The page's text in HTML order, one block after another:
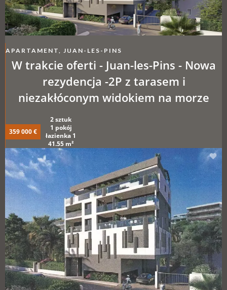
APARTAMENT, JUAN-LES-PINS
W trakcie oferti - Juan-les-Pins - Nowa
rezydencja -2P z tarasem i
niezakłóconym widokiem na morze
359 000 €
2 sztuk
1 pokój
łazienka 1
41.55 m²